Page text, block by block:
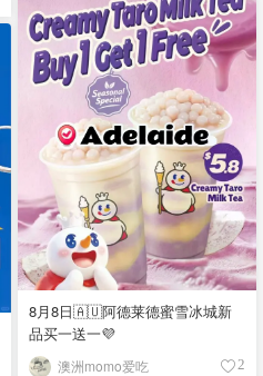
8月8日🇦🇺阿德莱德蜜雪冰城新
品买一送一💜
澳洲momo爱吃 2